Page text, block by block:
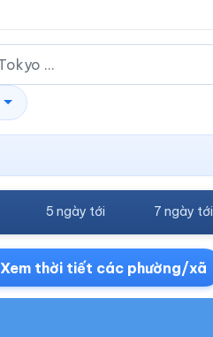
5 ngày tới 7 ngày tới
Xem thời tiết các phường/xã